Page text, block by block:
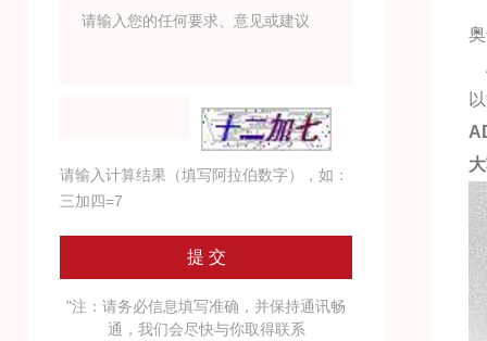
请输入计算结果（填写阿拉伯数字），如：
三加四=7
"注：请务必信息填写准确，并保持通讯畅
通，我们会尽快与你取得联系